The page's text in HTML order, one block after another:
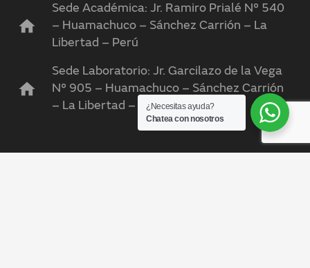
home
Sede Académica: Jr. Ramiro Prialé N° 540
– Huamachuco – Sánchez Carrión – La
Libertad – Perú
home
Sede Laboratorio: Jr. Garcilazo de la Vega
N° 905 – Huamachuco – Sánchez Carrión
– La Libertad – Perú¿Necesitas ayuda?
Chatea con nosotros